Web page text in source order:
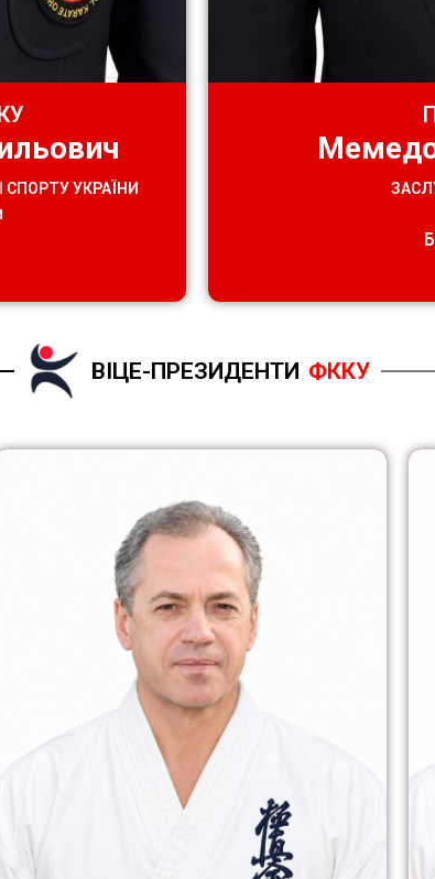
УКРАЇНИ
ВІЦЕ-ПРЕЗИДЕНТИ ФККУ